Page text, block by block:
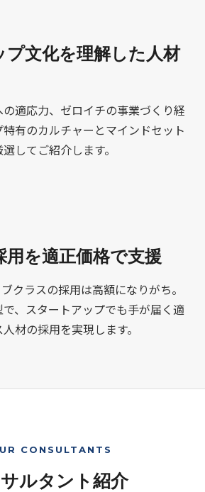
プ文化を理解した人材
適応力、ゼロイチの事業づくり経
有のカルチャーとマインドセット
してご紹介します。
を適正価格で支援
クラスの採用は高額になりがち。
、スタートアップでも手が届く適
材の採用を実現します。
CONSULTANTS
ルタント紹介